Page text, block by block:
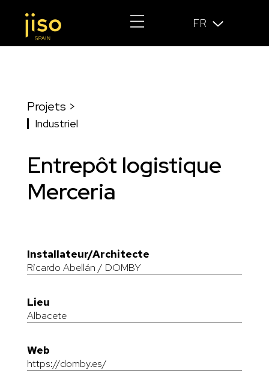
FR
Projets >
Industriel
Entrepôt logistique
Merceria
Installateur/Architecte
Ricardo Abellán / DOMBY
Lieu
Albacete
Web
https://domby.es/